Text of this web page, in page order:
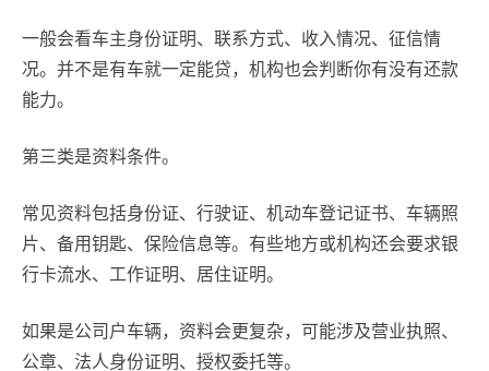
一般会看车主身份证明、联系方式、收入情况、征信情
况。并不是有车就一定能贷，机构也会判断你有没有还款
能力。
第三类是资料条件。
常见资料包括身份证、行驶证、机动车登记证书、车辆照
片、备用钥匙、保险信息等。有些地方或机构还会要求银
行卡流水、工作证明、居住证明。
如果是公司户车辆，资料会更复杂，可能涉及营业执照、
公章、法人身份证明、授权委托等。